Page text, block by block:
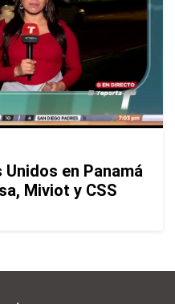
en Panamá
Miviot y CSS